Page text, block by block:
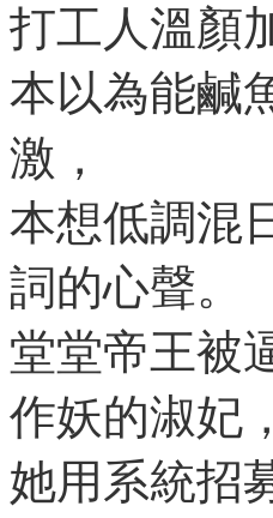
打工人溫顏
本以為能鹹
激，
本想低調混
詞的心聲。
堂堂帝王被
作妖的淑妃，
她用系統招